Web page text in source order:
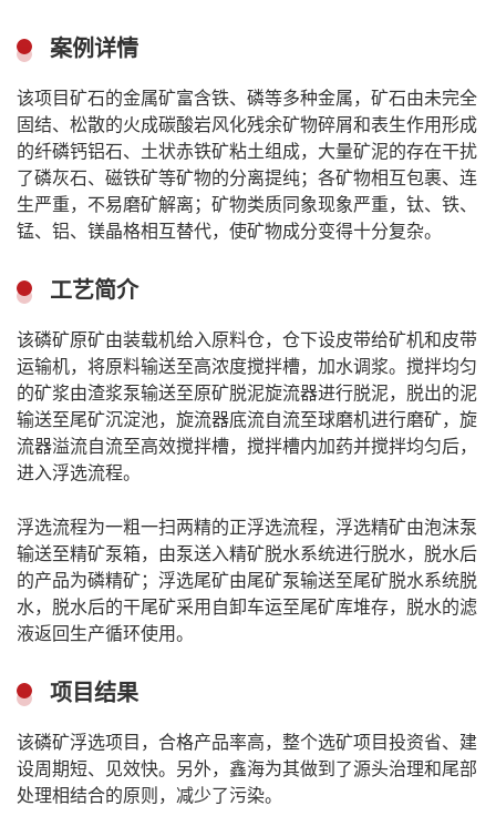
案例详情
该项目矿石的金属矿富含铁、磷等多种金属，矿石由未完全
固结、松散的火成碳酸岩风化残余矿物碎屑和表生作用形成
的纤磷钙铝石、土状赤铁矿粘土组成，大量矿泥的存在干扰
了磷灰石、磁铁矿等矿物的分离提纯；各矿物相互包裹、连
生严重，不易磨矿解离；矿物类质同象现象严重，钛、铁、
锰、铝、镁晶格相互替代，使矿物成分变得十分复杂。
工艺简介
该磷矿原矿由装载机给入原料仓，仓下设皮带给矿机和皮带
运输机，将原料输送至高浓度搅拌槽，加水调浆。搅拌均匀
的矿浆由渣浆泵输送至原矿脱泥旋流器进行脱泥，脱出的泥
输送至尾矿沉淀池，旋流器底流自流至球磨机进行磨矿，旋
流器溢流自流至高效搅拌槽，搅拌槽内加药并搅拌均匀后，
进入浮选流程。
浮选流程为一粗一扫两精的正浮选流程，浮选精矿由泡沫泵
输送至精矿泵箱，由泵送入精矿脱水系统进行脱水，脱水后
的产品为磷精矿；浮选尾矿由尾矿泵输送至尾矿脱水系统脱
水，脱水后的干尾矿采用自卸车运至尾矿库堆存，脱水的滤
液返回生产循环使用。
项目结果
该磷矿浮选项目，合格产品率高，整个选矿项目投资省、建
设周期短、见效快。另外，鑫海为其做到了源头治理和尾部
处理相结合的原则，减少了污染。